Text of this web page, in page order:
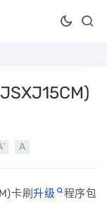
卡刷升级
程序包